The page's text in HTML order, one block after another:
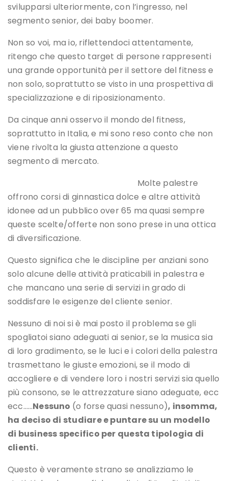
svilupparsi ulteriormente, con l’ingresso, nel
segmento senior, dei baby boomer.
Non so voi, ma io, riflettendoci attentamente,
ritengo che questo target di persone rappresenti
una grande opportunità per il settore del fitness e
non solo, soprattutto se visto in una prospettiva di
specializzazione e di riposizionamento.
Da cinque anni osservo il mondo del fitness,
soprattutto in Italia, e mi sono reso conto che non
viene rivolta la giusta attenzione a questo
segmento di mercato.
Molte palestre
offrono corsi di ginnastica dolce e altre attività
idonee ad un pubblico over 65 ma quasi sempre
queste scelte/offerte non sono prese in una ottica
di diversificazione.
Questo significa che le discipline per anziani sono
solo alcune delle attività praticabili in palestra e
che mancano una serie di servizi in grado di
soddisfare le esigenze del cliente senior.
Nessuno di noi si è mai posto il problema se gli
spogliatoi siano adeguati ai senior, se la musica sia
di loro gradimento, se le luci e i colori della palestra
trasmettano le giuste emozioni, se il modo di
accogliere e di vendere loro i nostri servizi sia quello
più consono, se le attrezzature siano adeguate, ecc
ecc……Nessuno (o forse quasi nessuno), insomma,
ha deciso di studiare e puntare su un modello
di business specifico per questa tipologia di
clienti.
Questo è veramente strano se analizziamo le